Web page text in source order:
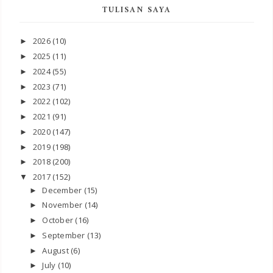
TULISAN SAYA
► 2026 (10)
► 2025 (11)
► 2024(55)
► 2023 (71)
► 2022 (102)
► 2021 (91)
► 2020 (147)
► 2019 (198)
► 2018 (200)
▼ 2017 (152)
►December (15)
►November (14)
► October (16)
► September (13)
►August (6)
►July (10)